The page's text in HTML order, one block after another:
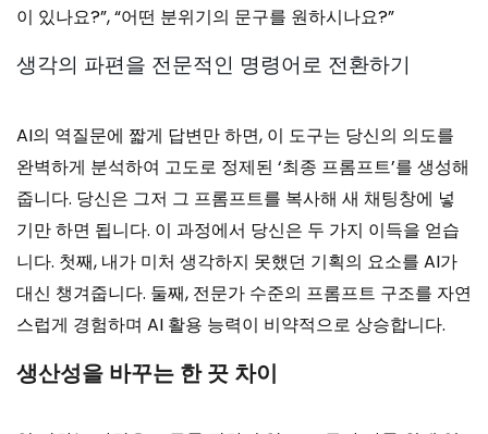
이 있나요?”, “어떤 분위기의 문구를 원하시나요?”
생각의 파편을 전문적인 명령어로 전환하기
AI의 역질문에 짧게 답변만 하면, 이 도구는 당신의 의도를
완벽하게 분석하여 고도로 정제된 ‘최종 프롬프트’를 생성해
줍니다. 당신은 그저 그 프롬프트를 복사해 새 채팅창에 넣
기만 하면 됩니다. 이 과정에서 당신은 두 가지 이득을 얻습
니다. 첫째, 내가 미처 생각하지 못했던 기획의 요소를 AI가
대신 챙겨줍니다. 둘째, 전문가 수준의 프롬프트 구조를 자연
스럽게 경험하며 AI 활용 능력이 비약적으로 상승합니다.
생산성을 바꾸는 한 끗 차이